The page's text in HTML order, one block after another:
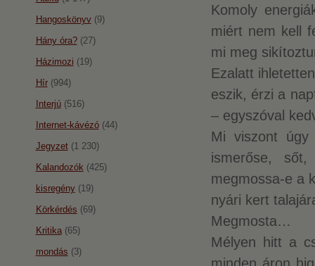
Komoly
miért nem kell
mi meg
Ezalatt
eszik, érzi a
– egyszóval
Mi viszont
ismerőse,
megmossa-e a
nyári kert
Megmosta…
Mélyen hitt a
Hangoskönyv(9)
Hány óra?(27)
Házimozi (19)
Hír(994)
Interjú(516)
Internet-kávézó(44)
Jegyzet(1 230)
Kalandozók (425)
kisregény(19)
Körkérdés (69)
Kritika(65)
mondás (3)